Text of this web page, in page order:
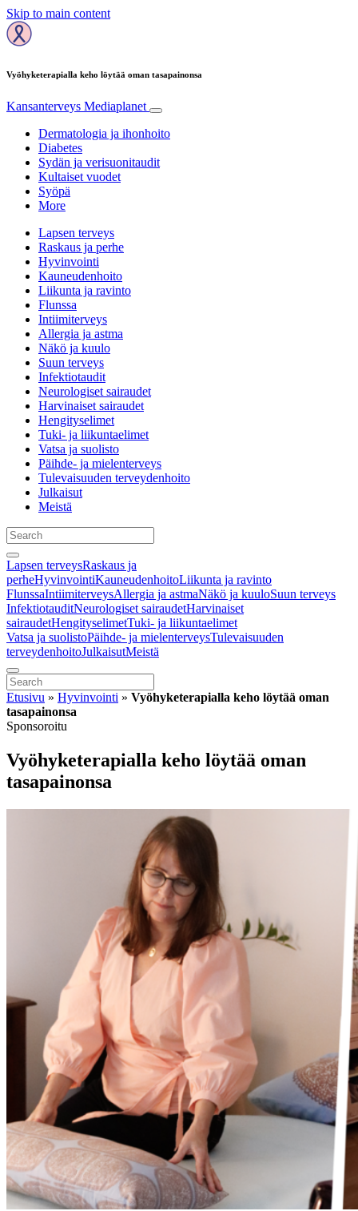
Skip to main content
Vyöhyketerapialla keho löytää oman tasapainonsa
Kansanterveys Mediaplanet
Dermatologia ja ihonhoito
Diabetes
Sydän ja verisuonitaudit
Kultaiset vuodet
Syöpä
More
Lapsen terveys
Raskaus ja perhe
Hyvinvointi
Kauneudenhoito
Liikunta ja ravinto
Flunssa
Intiimiterveys
Allergia ja astma
Näkö ja kuulo
Suun terveys
Infektiotaudit
Neurologiset sairaudet
Harvinaiset sairaudet
Hengityselimet
Tuki- ja liikuntaelimet
Vatsa ja suolisto
Päihde- ja mielenterveys
Tulevaisuuden terveydenhoito
Julkaisut
Meistä
Lapsen terveysRaskaus ja
perheHyvinvointiKauneudenhoitoLiikunta ja ravinto
FlunssaIntiimiterveysAllergia ja astmaNäkö ja kuuloSuun terveys
InfektiotauditNeurologiset sairaudetHarvinaiset
sairaudetHengityselimetTuki- ja liikuntaelimet
Vatsa ja suolistoPäihde- ja mielenterveysTulevaisuuden
terveydenhoitoJulkaisutMeistä
Etusivu » Hyvinvointi » Vyöhyketerapialla keho löytää oman
tasapainonsa
Sponsoroitu
Vyöhyketerapialla keho löytää oman
tasapainonsa